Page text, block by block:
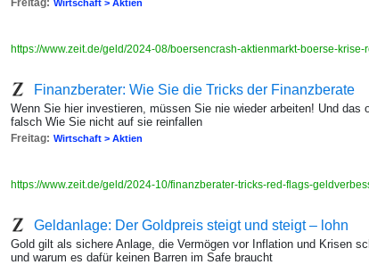
Freitag: Wirtschaft > Aktien
https://www.zeit.de/geld/2024-08/boersencrash-aktienmarkt-boerse-
Finanzberater: Wie Sie die Tricks der Finanzberate
Wenn Sie hier investieren, müssen Sie nie wieder arbeiten! Und das
falsch Wie Sie nicht auf sie reinfallen
Freitag: Wirtschaft > Aktien
https://www.zeit.de/geld/2024-10/finanzberater-tricks-red-flags-
Geldanlage: Der Goldpreis steigt und steigt – lohn
Gold gilt als sichere Anlage, die Vermögen vor Inflation und Krisen
und warum es dafür keinen Barren im Safe braucht